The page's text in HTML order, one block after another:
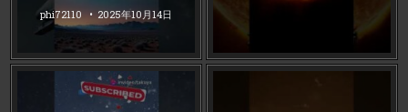
phi72110 2025年10月14日